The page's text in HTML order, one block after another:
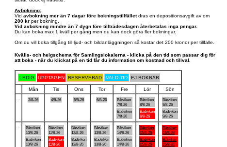
Avbokning:
Vid avbokning mer än 7 dagar före bokningstillfälletdras en depositionsavgift av om
200 kr per bokning.
Vid avbokning mindre än 7 dygn före tillträdesdagen återbetalas inga pengar.
Du kan boka max 1 kväll per gång men du kan dock göra fler bokningar.
Om du vill boka tillgång till ljud- och bildanläggningen så kostar det 200 kronor per tillfälle.
Kvälls- och helgschema för Samlingslokalerna - klicka på den tid som passar dig för
att boka - när du klickat på en tid får du information om kostnad och tillval.
LEDIG UPPTAGEN RESERVERAD VALD TID EJ BOKBAR
Mån Tis Ons Tor Fre Lör
Sön
3/8-26 4/8-26 5/8-26 6/8-26
Båtviken
7/8-26
Badviken
7/8-26
Båtviken
8/8-26
Badviken
8/8-26
Båtviken
9/8-26
Badviken
9/8-26
Båtviken
10/8-26
Badviken
10/8-26
Båtviken
11/8-26
Badviken
11/8-26
Båtviken
12/8-26
Badviken
12/8-26
Båtviken
13/8-26
Badviken
13/8-26
Båtviken
14/8-26
Badviken
14/8-26
Båtviken
15/8-26
Badviken
15/8-26
Båtviken
16/8-26
Båtviken
16/8-26